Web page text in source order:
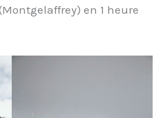
en 1 heure